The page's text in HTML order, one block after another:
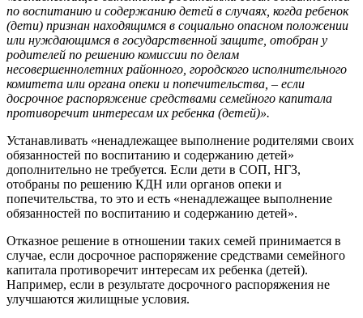
по воспитанию и содержанию детей в случаях, когда ребенок
(дети) признан находящимся в социально опасном положении
или нуждающимся в государственной защите, отобран у
родителей по решению комиссии по делам
несовершеннолетних районного, городского исполнительного
комитета или органа опеки и попечительства, – если
досрочное распоряжение средствами семейного капитала
противоречит интересам их ребенка (детей)».
Устанавливать «ненадлежащее выполнение родителями своих
обязанностей по воспитанию и содержанию детей»
дополнительно не требуется. Если дети в СОП, НГЗ,
отобраны по решению КДН или органов опеки и
попечительства, то это и есть «ненадлежащее выполнение
обязанностей по воспитанию и содержанию детей».
Отказное решение в отношении таких семей принимается в
случае, если досрочное распоряжение средствами семейного
капитала противоречит интересам их ребенка (детей).
Например, если в результате досрочного распоряжения не
улучшаются жилищные условия.